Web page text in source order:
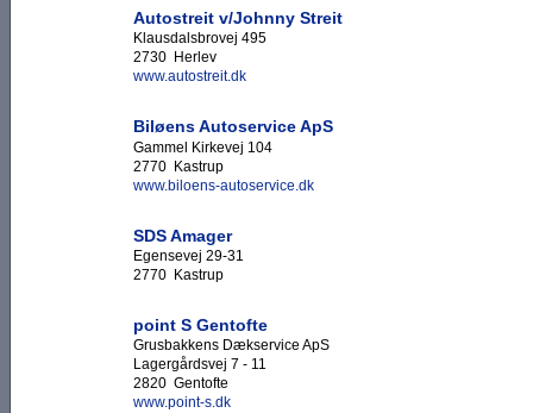
Autostreit v/Johnny Streit
Klausdalsbrovej 495
2730 Herlev
www.autostreit.dk
Biløens Autoservice ApS
Gammel Kirkevej 104
2770 Kastrup
www.biloens-autoservice.dk
SDS Amager
Egensevej 29-31
2770 Kastrup
point S Gentofte
Grusbakkens Dækservice ApS
Lagergårdsvej 7 - 11
2820 Gentofte
www.point-s.dk